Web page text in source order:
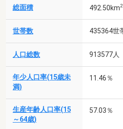
総面積 492.50km2
世帯数 435364世
人口総数 913577人
年少人口率(15歳未
満)
11.46％
生産年齢人口率(15
～64歳)
57.03％